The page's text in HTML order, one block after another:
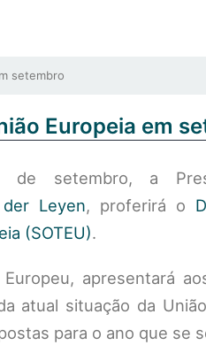
setembro
Europeia em
setembro, a
Leyen, proferirá o
(SOTEU).
apresentará
atual situação da
para o ano que se